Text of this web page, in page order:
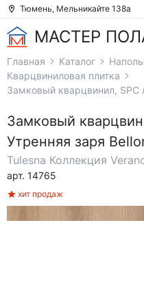
Тюмень, Мельникайте 138а
МАСТЕР
Главная Каталог
Кварцвиниловая плитка
Замковый кварцвинил, SPC
Замковый
Утренняя заря
Tulesna Коллекция
арт. 14765
хит продаж